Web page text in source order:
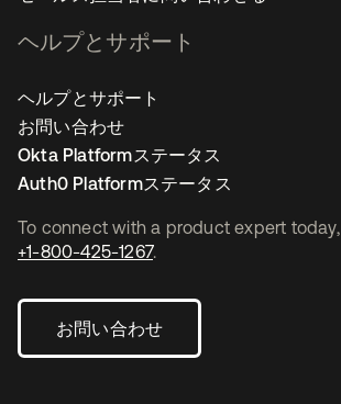
To connect with a product expert today,
+1-800-425-1267.
お問い合わせ
ヘルプとサポート
ヘルプとサポート
お問い合わせ
Okta Platformステータス
Auth0 Platformステータス